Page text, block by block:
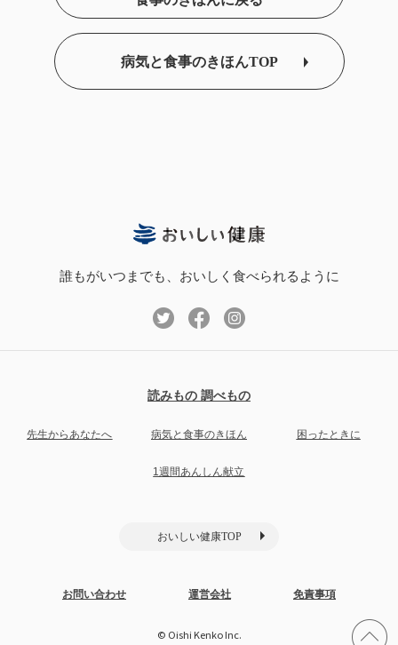
病気と食事のきほんTOP
誰もがいつまでも、おいしく食べられるように
読みもの 調べもの
先生からあなたへ 病気と食事のきほん 困ったときに
1週間あんしん献立
おいしい健康TOP
お問い合わせ 運営会社 免責事項
© Oishi Kenko Inc.